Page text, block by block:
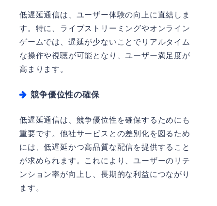
低遅延通信は、ユーザー体験の向上に直結しま
す。特に、ライブストリーミングやオンライン
ゲームでは、遅延が少ないことでリアルタイム
な操作や視聴が可能となり、ユーザー満足度が
高まります。
競争優位性の確保
低遅延通信は、競争優位性を確保するためにも
重要です。他社サービスとの差別化を図るため
には、低遅延かつ高品質な配信を提供すること
が求められます。これにより、ユーザーのリテ
ンション率が向上し、長期的な利益につながり
ます。